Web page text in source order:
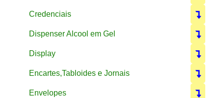
Credenciais
Dispenser Alcool em Gel
Display
Encartes,Tabloides e Jornais
Envelopes